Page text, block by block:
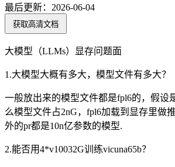
最后更新： 2026-06-04
获取高清文档
大模型（LLMs）显存问题面
1.大模型大概有多大，模型文件有多大？
一般放出来的模型文件都是fpl6的，假设
么模型文件占2nG，fpl6加载到显存里做
外的pr都是10n亿参数的模型.
2.能否用4*v10032G训练vicuna65b？